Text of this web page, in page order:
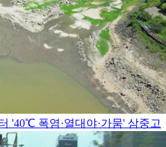
'40℃ 폭염·열대야·가뭄' 삼중고